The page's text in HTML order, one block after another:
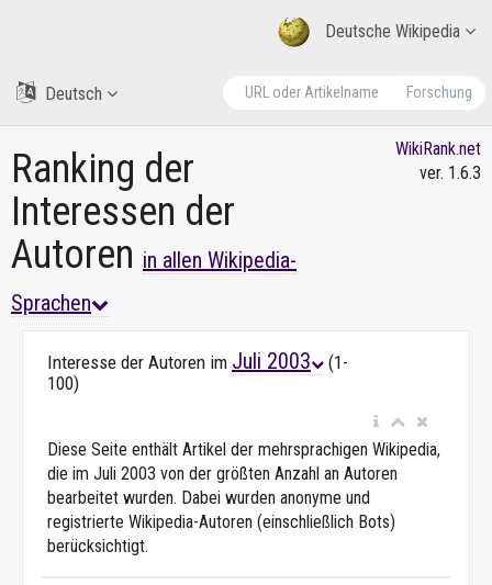
Deutsche Wikipedia
Forschung
Deutsch
Ranking der
Interessen der
Autoren in allen Wikipedia-
Sprachen
WikiRank.net
ver. 1.6.3
Interesse der Autoren im Juli 2003
(1-
100)
Diese Seite enthält Artikel der mehrsprachigen Wikipedia,
die im Juli 2003 von der größten Anzahl an Autoren
bearbeitet wurden. Dabei wurden anonyme und
registrierte Wikipedia-Autoren (einschließlich Bots)
berücksichtigt.